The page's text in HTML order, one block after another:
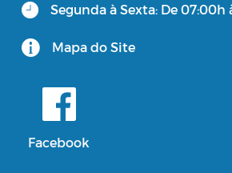
Segunda à Sexta: De 07:00h
Mapa do Site
Facebook